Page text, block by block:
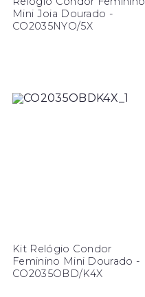
Mini Joia Dourado -
CO2035NYO/5X
Kit Relógio Condor
Feminino Mini Dourado -
CO2035OBD/K4X